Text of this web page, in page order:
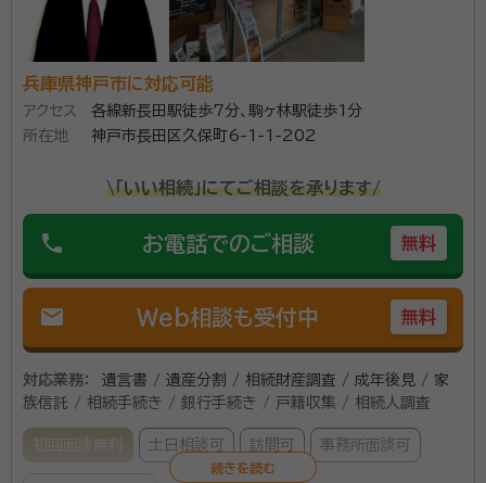
兵庫県神戸市に対応可能
アクセス
各線新長田駅徒歩7分、駒ヶ林駅徒歩1分
所在地
神戸市長田区久保町6-1-1-202
\「いい相続」にてご相談を承ります/
phone お電話でのご相談 無料
mail Web相談も受付中 無料
対応業務：
遺言書 / 遺産分割 / 相続財産調査 / 成年後見 / 家
族信託 / 相続手続き / 銀行手続き / 戸籍収集 / 相続人調査
初回面談無料 土日相談可 訪問可 事務所面談可